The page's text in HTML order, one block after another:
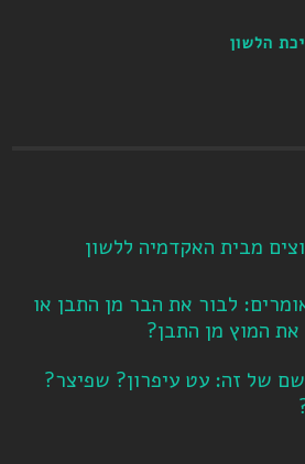
הלשון
מבית האקדמיה ללשון
לבור את הבר מן התבן או
את המוץ מן התבן?
של זה: עט עיפרון? שפיצר?